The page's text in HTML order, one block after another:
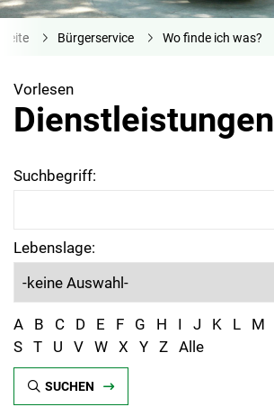
Bürgerservice Wo finde ich was?
Vorlesen
Dienstleistungen
Suchbegriff:
Lebenslage:
A B C D E F G H I J K L M
S T U V W X Y Z Alle
SUCHEN